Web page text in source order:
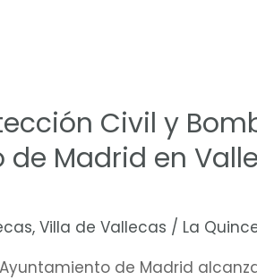
Civil y
Madrid en
,Villa de Vallecas / La
de Madrid